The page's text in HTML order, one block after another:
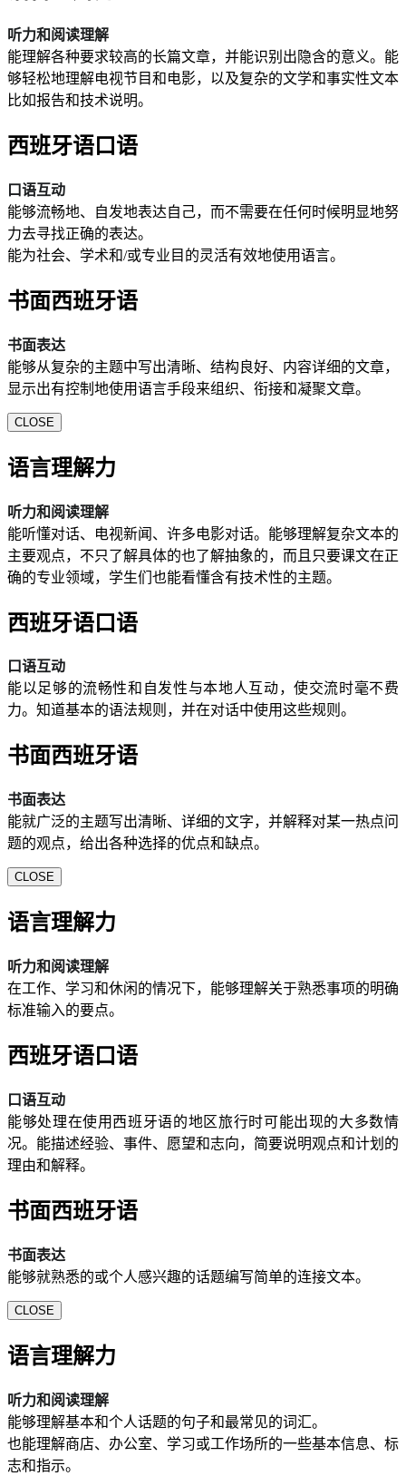
听力和阅读理解
能理解各种要求较高的长篇文章，并能识别出隐含的意义。能
够轻松地理解电视节目和电影，以及复杂的文学和事实性文本
比如报告和技术说明。
西班牙语口语
口语互动
能够流畅地、自发地表达自己，而不需要在任何时候明显地努
力去寻找正确的表达。
能为社会、学术和/或专业目的灵活有效地使用语言。
书面西班牙语
书面表达
能够从复杂的主题中写出清晰、结构良好、内容详细的文章，
显示出有控制地使用语言手段来组织、衔接和凝聚文章。
CLOSE
语言理解力
听力和阅读理解
能听懂对话、电视新闻、许多电影对话。能够理解复杂文本的
主要观点，不只了解具体的也了解抽象的，而且只要课文在正
确的专业领域，学生们也能看懂含有技术性的主题。
西班牙语口语
口语互动
能以足够的流畅性和自发性与本地人互动，使交流时毫不费
力。知道基本的语法规则，并在对话中使用这些规则。
书面西班牙语
书面表达
能就广泛的主题写出清晰、详细的文字，并解释对某一热点问
题的观点，给出各种选择的优点和缺点。
CLOSE
语言理解力
听力和阅读理解
在工作、学习和休闲的情况下，能够理解关于熟悉事项的明确
标准输入的要点。
西班牙语口语
口语互动
能够处理在使用西班牙语的地区旅行时可能出现的大多数情
况。能描述经验、事件、愿望和志向，简要说明观点和计划的
理由和解释。
书面西班牙语
书面表达
能够就熟悉的或个人感兴趣的话题编写简单的连接文本。
CLOSE
语言理解力
听力和阅读理解
能够理解基本和个人话题的句子和最常见的词汇。
也能理解商店、办公室、学习或工作场所的一些基本信息、标
志和指示。